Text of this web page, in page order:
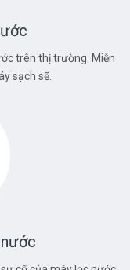
trên thị trường. Miễn
sạch sẽ.